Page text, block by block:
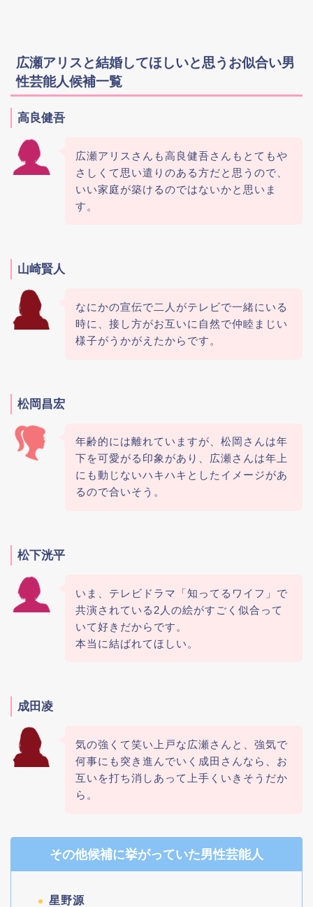
広瀬アリスと結婚してほしいと思うお似合い男
性芸能人候補一覧
高良健吾
広瀬アリスさんも高良健吾さんもとてもや
さしくて思い遣りのある方だと思うので、
いい家庭が築けるのではないかと思いま
す。
山崎賢人
なにかの宣伝で二人がテレビで一緒にいる
時に、接し方がお互いに自然で仲睦まじい
様子がうかがえたからです。
松岡昌宏
年齢的には離れていますが、松岡さんは年
下を可愛がる印象があり、広瀬さんは年上
にも動じないハキハキとしたイメージがあ
るので合いそう。
松下洸平
いま、テレビドラマ「知ってるワイフ」で
共演されている2人の絵がすごく似合って
いて好きだからです。
本当に結ばれてほしい。
成田凌
気の強くて笑い上戸な広瀬さんと、強気で
何事にも突き進んでいく成田さんなら、お
互いを打ち消しあって上手くいきそうだか
ら。
その他候補に挙がっていた男性芸能人
星野源